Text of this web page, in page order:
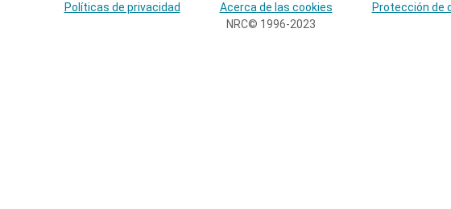
Políticas de privacidad Acerca de las cookies
Protección de
NRC© 1996-2023